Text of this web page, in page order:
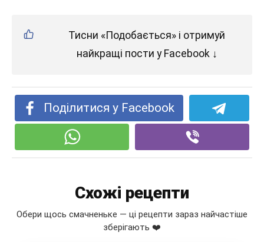
Тисни «Подобається» і отримуй
найкращі пости у Facebook ↓
Поділитися у Facebook
Схожі рецепти
Обери щось смачненьке — ці рецепти зараз найчастіше
зберігають ❤️